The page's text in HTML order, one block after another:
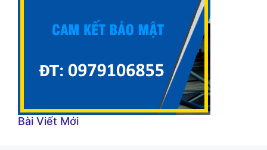
Bài Viết Mới